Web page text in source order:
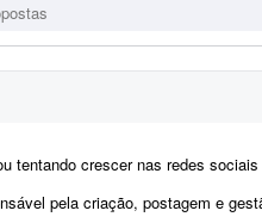
redes sociais há 2 anos, porém parece que nada funciona: não
postagem e gestão de conteúdo nas mídias